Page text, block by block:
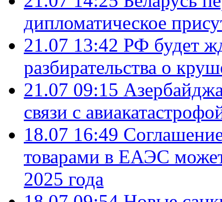
дипломатическое
21.07 13:42 РФ будет
разбирательства о
21.07 09:15
связи с
18.07 16:49
товарами в ЕАЭС
2025 года